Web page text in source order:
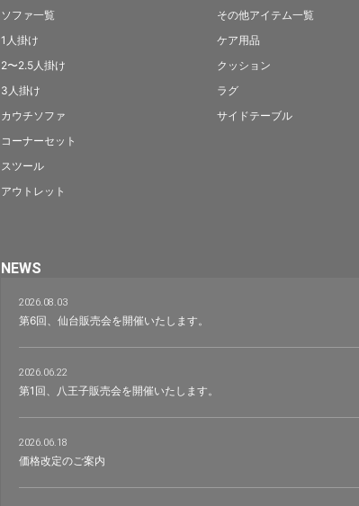
ソファ一覧
1人掛け
2〜2.5人掛け
3人掛け
カウチソファ
コーナーセット
スツール
アウトレット
その他アイテム一覧
ケア用品
クッション
ラグ
サイドテーブル
NEWS
2026.08.03
第6回、仙台販売会を開催いたします。
2026.06.22
第1回、八王子販売会を開催いたします。
2026.06.18
価格改定のご案内